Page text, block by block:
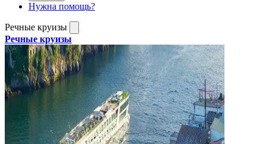
Нужна помощь?
Речные круизы
Речные круизы